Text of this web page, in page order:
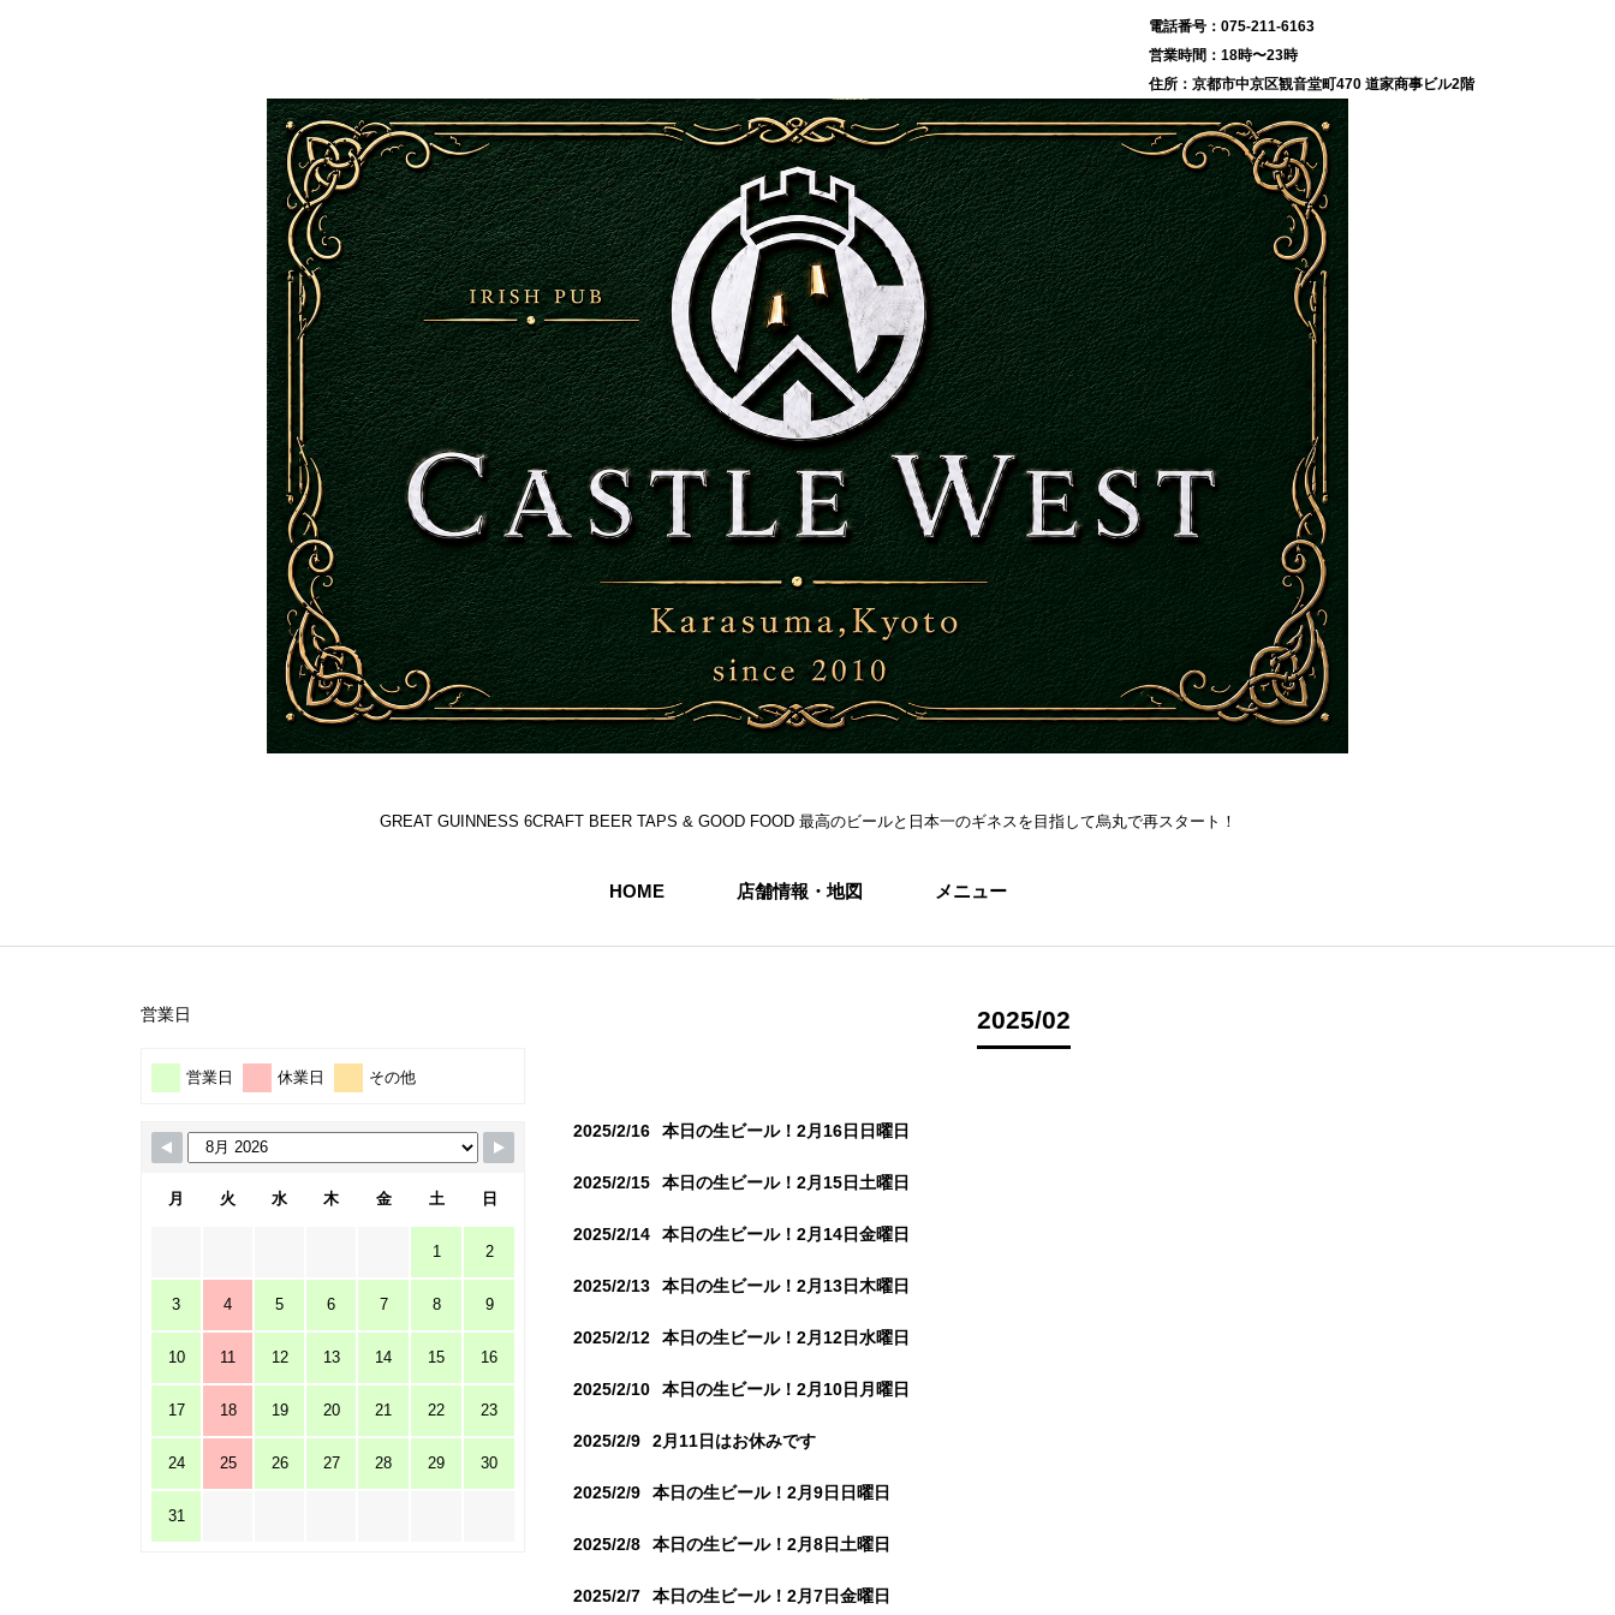
075-211-6163
18時〜23時
京都市中京区観音堂町470 道家商事ビル2階
GREAT GUINNESS 6CRAFT BEER TAPS & GOOD FOOD 最高のビールと日本一のギネスを目指して烏丸で再スタート！
HOME 店舗情報・地図 メニュー
2025/02
2025/2/16 本日の生ビール！2月16日日曜日
2025/2/15 本日の生ビール！2月15日土曜日
2025/2/14 本日の生ビール！2月14日金曜日
2025/2/13 本日の生ビール！2月13日木曜日
2025/2/12 本日の生ビール！2月12日水曜日
2025/2/10 本日の生ビール！2月10日月曜日
2025/2/9 2月11日はお休みです
2025/2/9 本日の生ビール！2月9日日曜日
2025/2/8 本日の生ビール！2月8日土曜日
2025/2/7 本日の生ビール！2月7日金曜日
営業日
営業日 休業日 その他
月 火 水 木 金 土 日
1 2
3 4 5 6 7 8 9
10 11 12 13 14 15 16
17 18 19 20 21 22 23
24 25 26 27 28 29 30
31